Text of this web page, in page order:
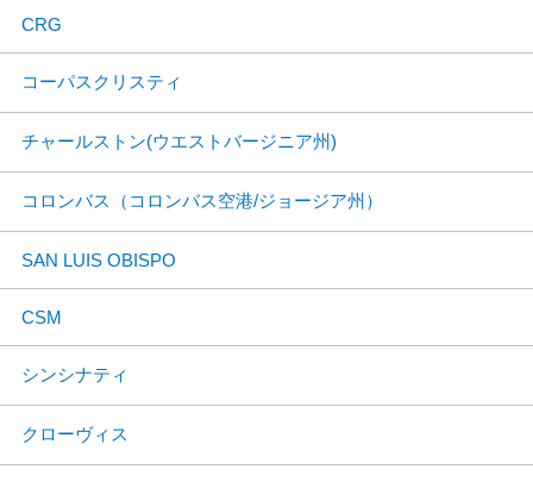
CRG
コーパスクリスティ
チャールストン(ウエストバージニア州)
コロンバス（コロンバス空港/ジョージア州）
SAN LUIS OBISPO
CSM
シンシナティ
クローヴィス